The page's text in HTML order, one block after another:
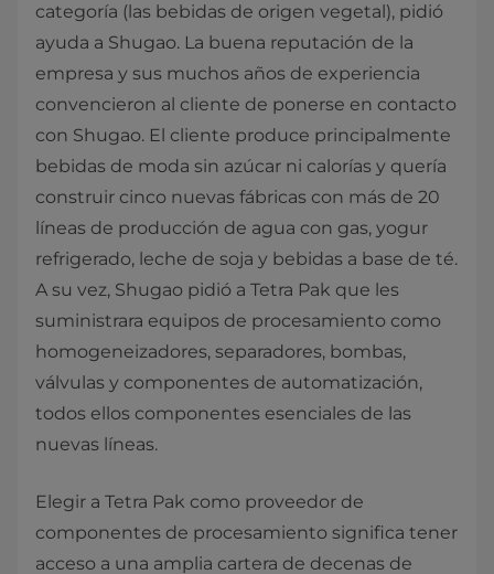
categoría (las bebidas de origen vegetal), pidió
ayuda a Shugao. La buena reputación de la
empresa y sus muchos años de experiencia
convencieron al cliente de ponerse en contacto
con Shugao. El cliente produce principalmente
bebidas de moda sin azúcar ni calorías y quería
construir cinco nuevas fábricas con más de 20
líneas de producción de agua con gas, yogur
refrigerado, leche de soja y bebidas a base de té.
A su vez, Shugao pidió a Tetra Pak que les
suministrara equipos de procesamiento como
homogeneizadores, separadores, bombas,
válvulas y componentes de automatización,
todos ellos componentes esenciales de las
nuevas líneas.
Elegir a Tetra Pak como proveedor de
componentes de procesamiento significa tener
acceso a una amplia cartera de decenas de